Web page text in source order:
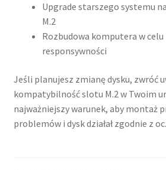
Upgrade starszego systemu
M.2
Rozbudowa komputera w
responsywności
Jeśli planujesz zmianę dysku, zwróć
kompatybilność slotu M.2 w Twoim
najważniejszy warunek, aby montaż
problemów i dysk działał zgodnie z